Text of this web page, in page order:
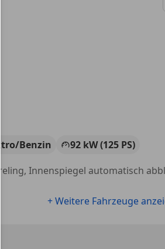
Benzin
92 kW (125 PS)
+ Weitere Fahrzeuge